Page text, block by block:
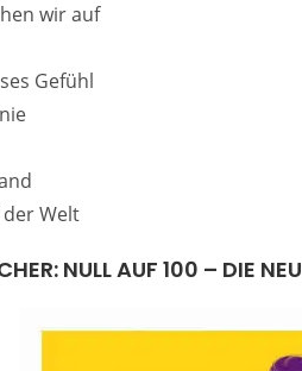
wir auf
Gefühl
Welt
NULL AUF 100 – DIE